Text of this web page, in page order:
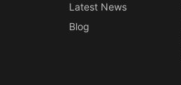
Latest News
Blog